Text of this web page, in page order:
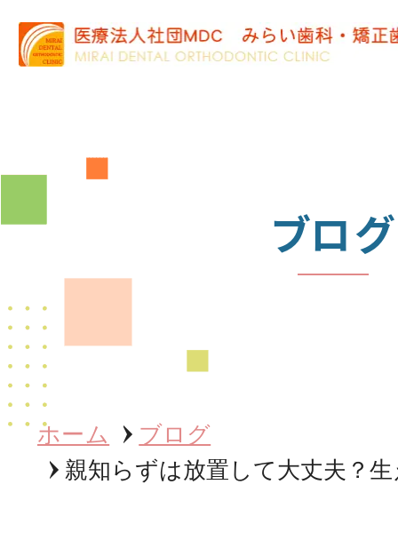
ブログ
ホーム
ブログ
親知らずは放置して大丈夫？